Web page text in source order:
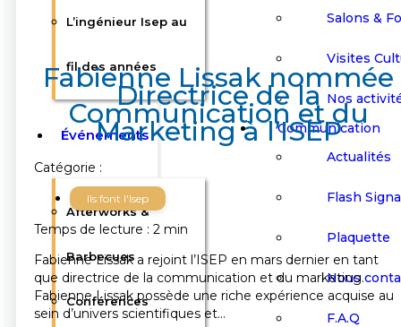
L’ingénieur Isep au
fil des années
Événements
Afterworks &
Barbecues
Conférences
Salons &
Visites
Nos
Communication
Actualités
Flash
Plaquette
Nous
F.A.Q
Fabienne Lissak nommée
Directrice de la
Communication et du
Marketing à l’ISEP
Catégorie :
Ils font l'Isep
Temps de lecture : 2 min
Fabienne Lissak a rejoint l’ISEP en mars dernier en tant
que directrice de la communication et du marketing.
Fabienne Lissak possède une riche expérience acquise au
sein d’univers scientifiques et…